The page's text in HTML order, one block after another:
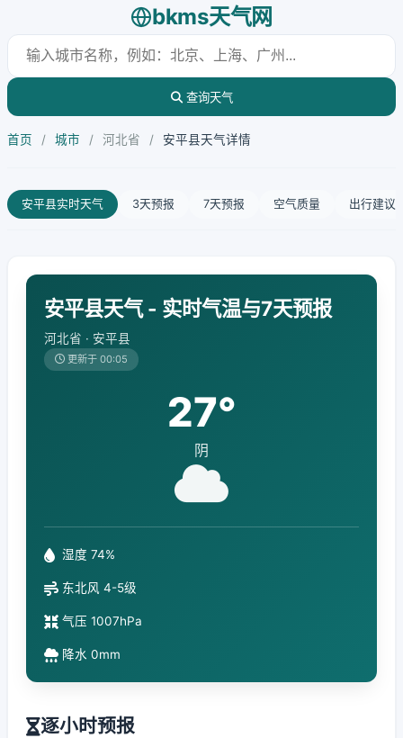
bkms天气网
查询天气
首页 / 城市 / 河北省 / 安平县天气详情
安平县实时天气 3天预报 7天预报 空气质量 出行建议
安平县天气 - 实时气温与7天预报
河北省 · 安平县
更新于 00:05
27°
阴
湿度 74%
东北风 4-5级
气压 1007hPa
降水 0mm
逐小时预报